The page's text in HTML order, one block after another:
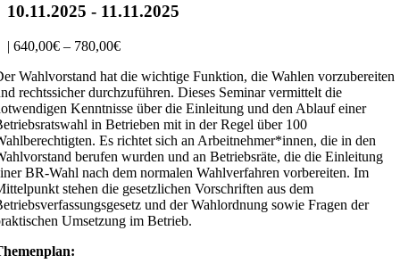
10.11.2025 - 11.11.2025
| 640,00€ – 780,00€
Wahlvorstand hat die wichtige Funktion, die Wahlen vorzubereiten
rechtssicher durchzuführen. Dieses Seminar vermittelt die
Kenntnisse über die Einleitung und den Ablauf einer
in Betrieben mit in der Regel über 100
Es richtet sich an Arbeitnehmer*innen, die in den
berufen wurden und an Betriebsräte, die die Einleitung
BR-Wahl nach dem normalen Wahlverfahren vorbereiten. Im
stehen die gesetzlichen Vorschriften aus dem
und der Wahlordnung sowie Fragen der
Umsetzung im Betrieb.